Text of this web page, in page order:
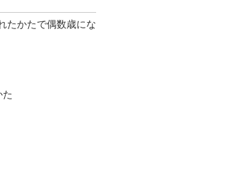
たかたで偶数歳にな